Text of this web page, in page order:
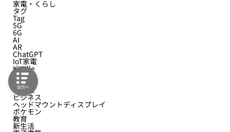
家電・くらし
タグ
Tag
5G
6G
AI
AR
ChatGPT
IoT家電
Kindle
switch
アプリ
ゲーム
ビジネス
ヘッドマウントディスプレイ
ポケモン
教育
新生活
目次へ